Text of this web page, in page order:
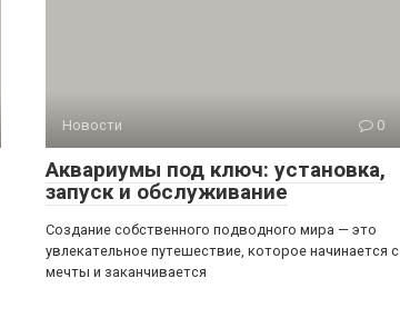
Новости 0
Аквариумы под ключ: установка,
запуск и обслуживание
Создание собственного подводного мира — это
увлекательное путешествие, которое начинается с
мечты и заканчивается